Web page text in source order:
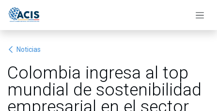
Noticias
Colombia ingresa al top
mundial de sostenibilidad
empresarial en el sector